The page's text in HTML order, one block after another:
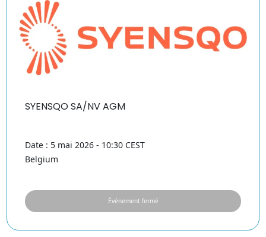
SYENSQO SA/NV AGM
Date : 5 mai 2026 - 10:30 CEST
Belgium
Événement fermé